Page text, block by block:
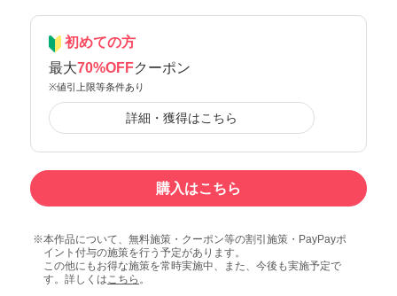
初めての方
最大70%OFFクーポン
※値引上限等条件あり
詳細・獲得はこちら
購入はこちら
本作品について、無料施策・クーポン等の割引施策・PayPayポ
イント付与の施策を行う予定があります。
この他にもお得な施策を常時実施中、また、今後も実施予定で
す。詳しくは こちら 。